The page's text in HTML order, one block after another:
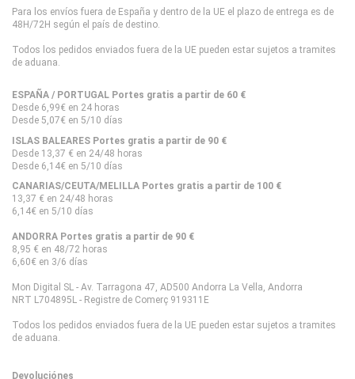
Para los envíos fuera de España y dentro de la UE el plazo de entrega es de
48H/72H según el país de destino.
Todos los pedidos enviados fuera de la UE pueden estar sujetos a tramites
de aduana.
ESPAÑA / PORTUGAL Portes gratis a partir de 60 €
Desde 6,99€ en 24 horas
Desde 5,07€ en 5/10 días
ISLAS BALEARES Portes gratis a partir de 90 €
Desde 13,37 € en 24/48 horas
Desde 6,14€ en 5/10 días
CANARIAS/CEUTA/MELILLA Portes gratis a partir de 100 €
13,37 € en 24/48 horas
6,14€ en 5/10 días
ANDORRA Portes gratis a partir de 90 €
8,95 € en 48/72 horas
6,60€ en 3/6 días
Mon Digital SL - Av. Tarragona 47, AD500 Andorra La Vella, Andorra
NRT L704895L - Registre de Comerç 919311E
Todos los pedidos enviados fuera de la UE pueden estar sujetos a tramites
de aduana.
Devoluciónes